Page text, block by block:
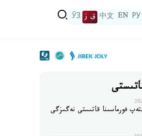
РУ
EN
中文 ق ز ЎЗ
فورماسىنا قاتىستى نەگىزگى